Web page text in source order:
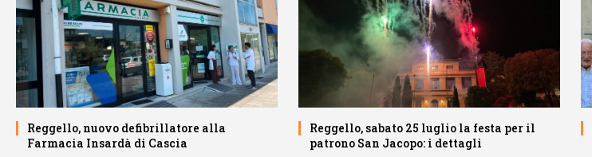
Reggello, nuovo defibrillatore alla
Farmacia Insardà di Cascia
Reggello, sabato 25 luglio la festa per il
patrono San Jacopo: i dettagli